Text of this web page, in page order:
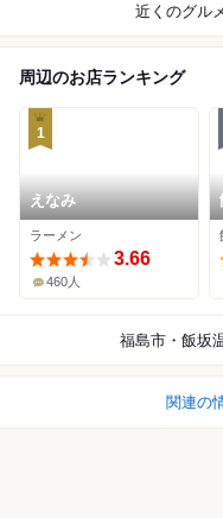
近くのグル
周辺のお店ランキング
1
えなみ
ラーメン
3.66
460人
福島市・飯坂
関連の